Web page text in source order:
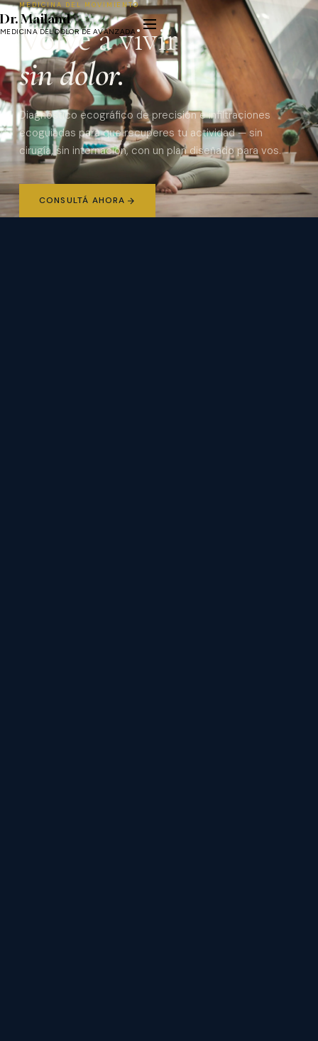
Dr. Mailand
MEDICINA DEL DOLOR DE AVANZADA
MEDICINA DEL MOVIMIENTO
Volvé a vivir
sin dolor.
Diagnóstico ecográfico de precisión e infiltraciones
ecoguiadas para que recuperes tu actividad — sin
cirugía, sin internación, con un plan diseñado para vos.
CONSULTÁ AHORA